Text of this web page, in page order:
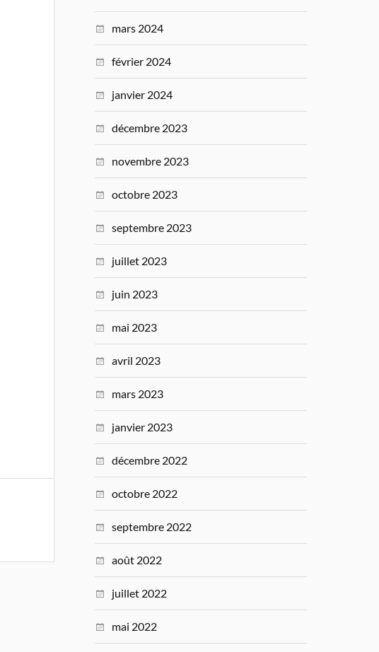
mars 2024
février 2024
janvier 2024
décembre 2023
novembre 2023
octobre 2023
septembre 2023
juillet 2023
juin 2023
mai 2023
avril 2023
mars 2023
janvier 2023
décembre 2022
octobre 2022
septembre 2022
août 2022
juillet 2022
mai 2022